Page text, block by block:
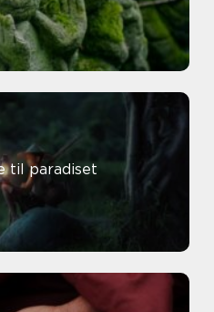
til paradiset